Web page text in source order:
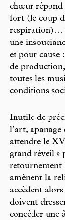
chœur répond
fort (le coup
respiration)…
une
et pour cause
de
toutes les
conditions
Inutile de
l’art, apanage
attendre le
grand réveil »
retournement
amènent la
accèdent
doivent
concéder une